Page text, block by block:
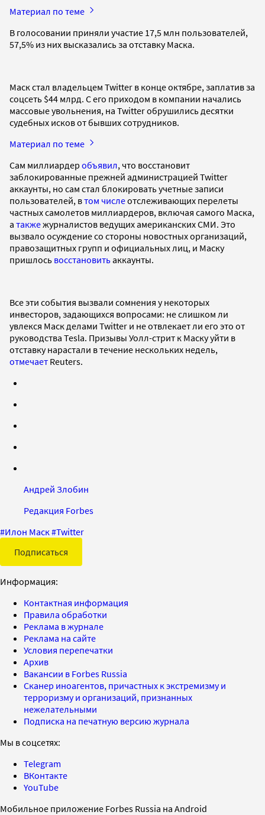
Материал по теме
В голосовании приняли участие 17,5 млн пользователей,
57,5% из них высказались за отставку Маска.
Маск стал владельцем Twitter в конце октябре, заплатив за
соцсеть $44 млрд. С его приходом в компании начались
массовые увольнения, на Twitter обрушились десятки
судебных исков от бывших сотрудников.
Материал по теме
Сам миллиардер объявил, что восстановит
заблокированные прежней администрацией Twitter
аккаунты, но сам стал блокировать учетные записи
пользователей, втом числеотслеживающих перелеты
частных самолетов миллиардеров, включая самого Маска,
а такжежурналистов ведущих американских СМИ. Это
вызвало осуждение со стороны новостных организаций,
правозащитных групп и официальных лиц, и Маску
пришлось восстановитьаккаунты.
Все эти события вызвали сомнения у некоторых
инвесторов, задающихся вопросами: не слишком ли
увлекся Маск делами Twitter и не отвлекает ли его это от
руководства Tesla. Призывы Уолл-стрит к Маску уйти в
отставку нарастали в течение нескольких недель,
отмечает Reuters.
Андрей Злобин
Редакция Forbes
#Илон Маск#Twitter
Подписаться
Информация:
Контактная информация
Правила обработки
Реклама в журнале
Реклама на сайте
Условия перепечатки
Архив
Вакансии в Forbes Russia
Сканер иноагентов, причастных к экстремизму и
терроризму и организаций, признанных
нежелательными
Подписка на печатную версию журнала
Мы в соцсетях:
Telegram
ВКонтакте
YouTube
Мобильное приложение Forbes Russia на Android